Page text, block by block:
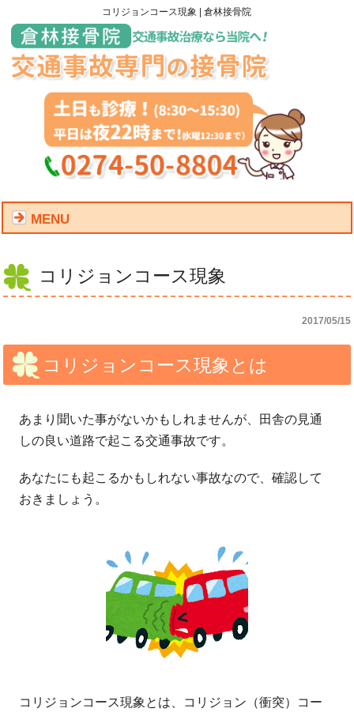
コリジョンコース現象 | 倉林接骨院
MENU
コリジョンコース現象
2017/05/15
コリジョンコース現象とは
あまり聞いた事がないかもしれませんが、田舎の見通
しの良い道路で起こる交通事故です。
あなたにも起こるかもしれない事故なので、確認して
おきましょう。
コリジョンコース現象とは、コリジョン（衝突）コー